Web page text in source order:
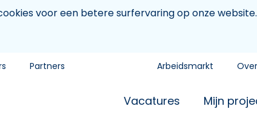
voor een betere surfervaring op onze
Partners Arbeidsmarkt
Vacatures Mijn